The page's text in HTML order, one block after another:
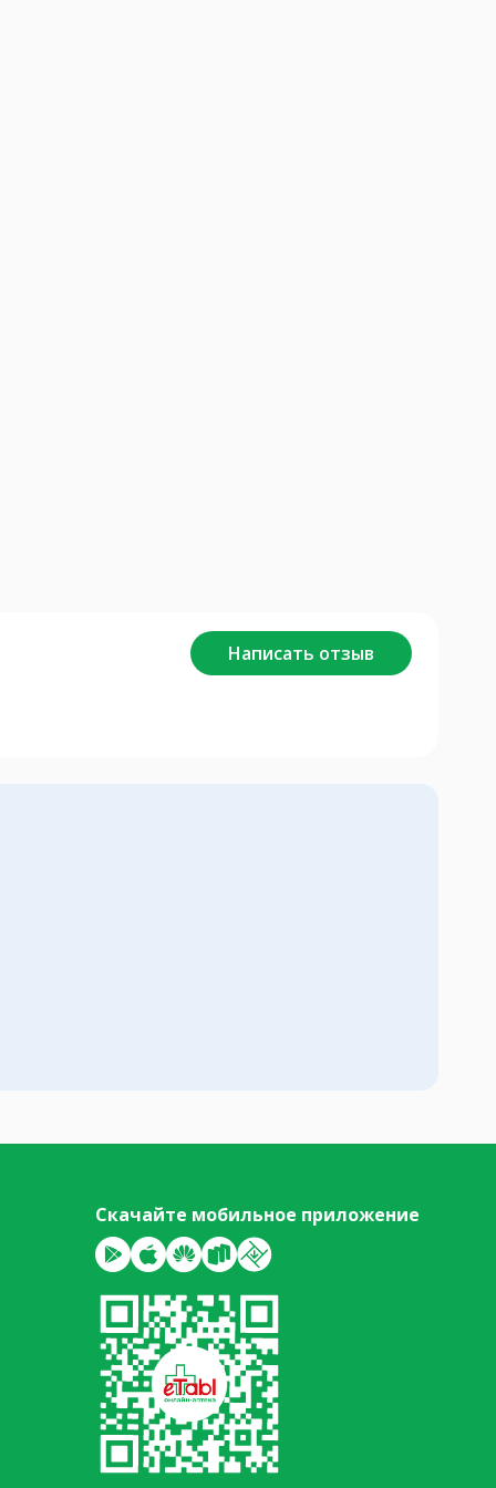
Написать отзыв
Скачайте мобильное приложение